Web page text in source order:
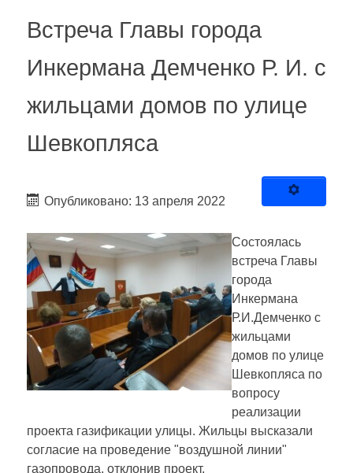
Встреча Главы города
Инкермана Демченко Р. И. с
жильцами домов по улице
Шевкопляса
Опубликовано: 13 апреля 2022
Состоялась
встреча Главы
города
Инкермана
Р.И.Демченко с
жильцами
домов по улице
Шевкопляса по
вопросу
реализации
проекта газификации улицы. Жильцы высказали
согласие на проведение "воздушной линии"
газопровода, отклонив проект,